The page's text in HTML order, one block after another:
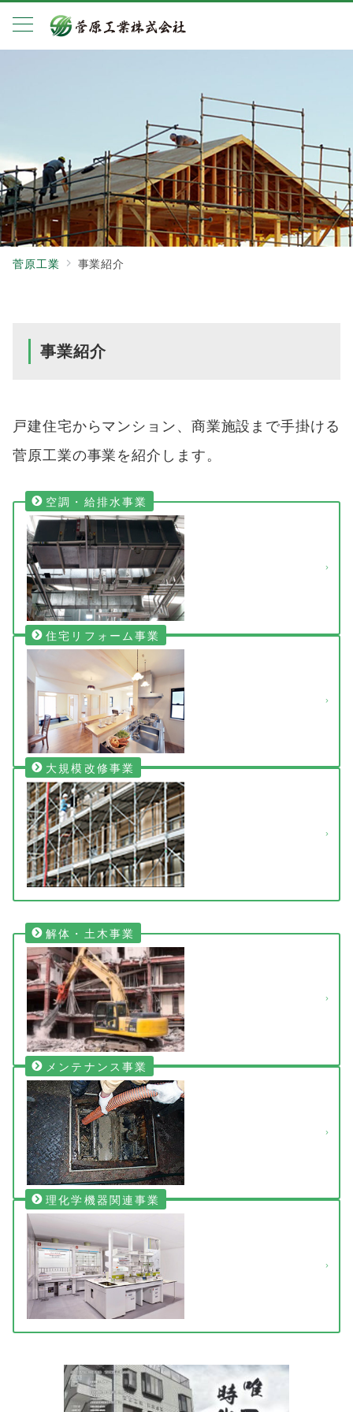
菅原工業 事業紹介
事業紹介
戸建住宅からマンション、商業施設まで手掛ける
菅原工業の事業を紹介します。
空調・給排水事業
住宅リフォーム事業
大規模改修事業
解体・土木事業
メンテナンス事業
理化学機器関連事業